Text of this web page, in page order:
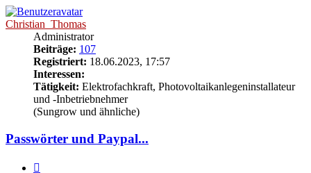
Christian_Thomas
Administrator
Beiträge: 107
Registriert: 18.06.2023, 17:57
Interessen:
Tätigkeit: Elektrofachkraft, Photovoltaikanlegeninstallateur
und -Inbetriebnehmer
(Sungrow und ähnliche)
Passwörter und Paypal...